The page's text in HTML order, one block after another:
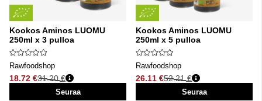
Kookos Aminos LUOMU
250ml x 3 pulloa
Rawfoodshop
18.72 €
Normaali hinta
31.20 €
Seuraa
Kookos Aminos LUOMU
250ml x 5 pulloa
Rawfoodshop
26.11 €
Normaali hinta
52.21 €
Seuraa